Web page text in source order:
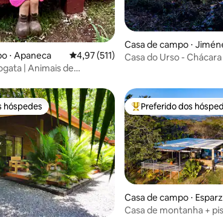
⋅ Apaneca 4,97 de uma avaliação média de 5, 511
4,97 (511)
| Animais de
Casa de campo ⋅
Casa do Urso -
hóspedes
hóspedes Entre os melhores
Preferido dos
Casa de campo ⋅
Casa de montanha +